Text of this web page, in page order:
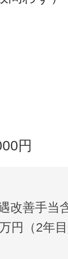
円
改善手当
円（2年